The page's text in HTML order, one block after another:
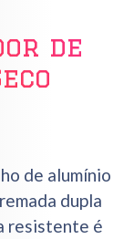
de
de alumínio
dupla
resistente é